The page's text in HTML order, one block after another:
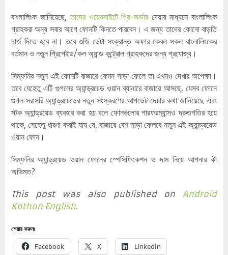
বাংলালিংক জানিয়েছে,তাদের ওয়েবসাইটে প্রি-অর্ডারদেয়ার মাধ্যমে বাংলালিংক
গ্রাহকরা অন্য সবার আগে ফোনটি কিনতে পারবেন। এ জন্য তাদের কোনো বাড়তি
চার্জ দিতে হবে না। তবে ৩জি ডেটা সংক্রান্ত অফার কেবল সকল বাংলালিংকের
বর্তমান ও নতুন প্রিপেইড/কল অ্যান্ড কন্ট্রোল গ্রাহকদের জন্য প্রযোজ্য।
সিম্ফনির নতুন এই ফোনটি বাজারে কেমন সাড়া ফেলে তা এখনও দেখার অপেক্ষা।
তবে যেহেতু এটি গুগলের অ্যান্ড্রয়েড ওয়ান ব্যানারে বাজারে আসছে, যেসব ফোনে
গুগল সরাসরি অ্যান্ড্রয়েডের নতুন সংস্করণের আপডেট দেয়ার কথা জানিয়েছে এবং
স্টক অ্যান্ড্রয়েড ব্যবহার করা হয় বলে ফোনগুলোর পারফরম্যান্সও দ্রুতগতির হয়ে
থাকে, সেহেতু ধারণা করাই যায় যে, বাজারে বেশ সাড়া ফেলবে নতুন এই অ্যান্ড্রয়েড
ওয়ান ফোন।
সিম্ফনির অ্যান্ড্রয়েড ওয়ান ফোনের স্পেসিফিকেশন ও দাম নিয়ে আপনার কী
অভিমত?
This post was also published on Android
Kothon English.
শেয়ার করুনঃ
Facebook X LinkedIn